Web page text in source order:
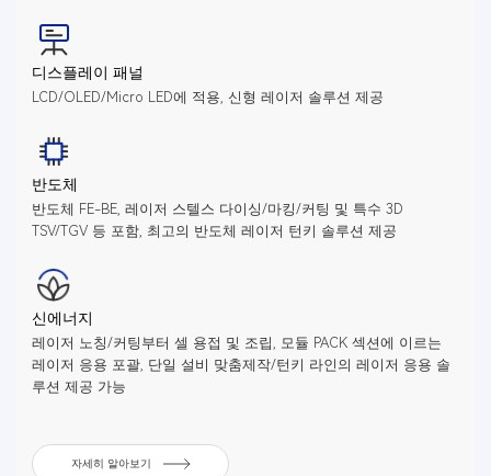
디스플레이 패널
LCD/OLED/Micro LED에 적용, 신형 레이저 솔루션 제공
반도체
반도체 FE-BE, 레이저 스텔스 다이싱/마킹/커팅 및 특수 3D
TSV/TGV 등 포함, 최고의 반도체 레이저 턴키 솔루션 제공
신에너지
레이저 노칭/커팅부터 셀 용접 및 조립, 모듈 PACK 섹션에 이르는
레이저 응용 포괄, 단일 설비 맞춤제작/턴키 라인의 레이저 응용 솔
루션 제공 가능
자세히 알아보기